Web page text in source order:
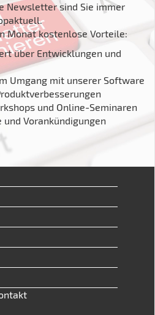
Newsletter sind Sie immer
Monat kostenlose Vorteile:
über Entwicklungen und
Umgang mit unserer Software
und Online-Seminaren
und Vorankündigungen